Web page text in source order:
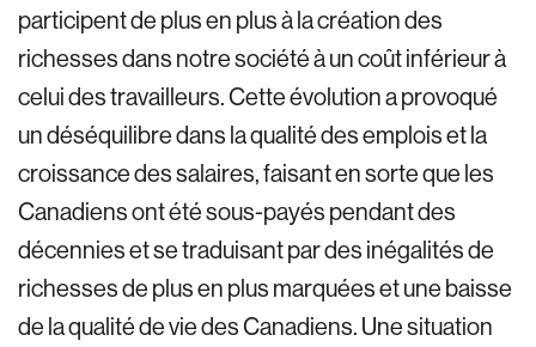
participent de plus en plus à la création des
richesses dans notre société à un coût inférieur à
celui des travailleurs. Cette évolution a provoqué
un déséquilibre dans la qualité des emplois et la
croissance des salaires, faisant en sorte que les
Canadiens ont été sous-payés pendant des
décennies et se traduisant par des inégalités de
richesses de plus en plus marquées et une baisse
de la qualité de vie des Canadiens. Une situation